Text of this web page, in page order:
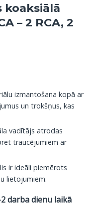
koaksiālā
– 2 RCA, 2
izmantošana kopā ar
un trokšņus, kas
vadītājs atrodas
traucējumiem ar
ir ideāli piemērots
lietojumiem.
darba dienu laikā